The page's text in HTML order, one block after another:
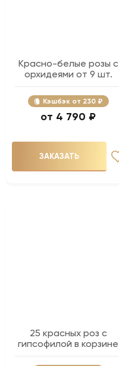
Красно-белые розы с
орхидеями от 9 шт.
Кэшбэк 230 ₽
4 790 ₽
ЗАКАЗАТЬ
25 красных роз с
гипсофилой в корзине